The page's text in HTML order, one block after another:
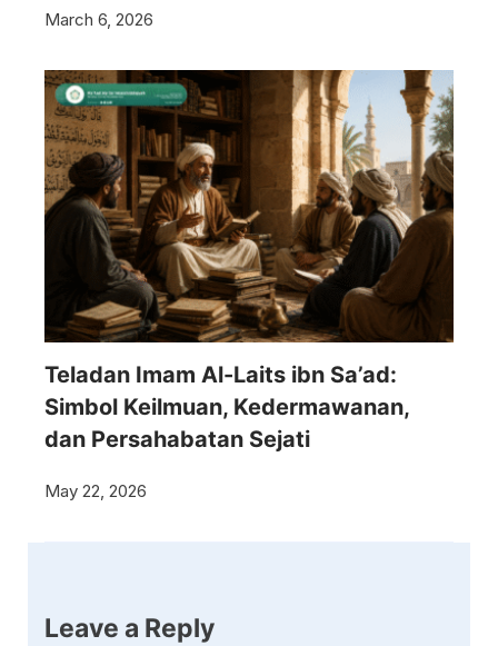
March 6, 2026
Teladan Imam Al-Laits ibn Sa’ad:
Simbol Keilmuan, Kedermawanan,
dan Persahabatan Sejati
May 22, 2026
Leave a Reply